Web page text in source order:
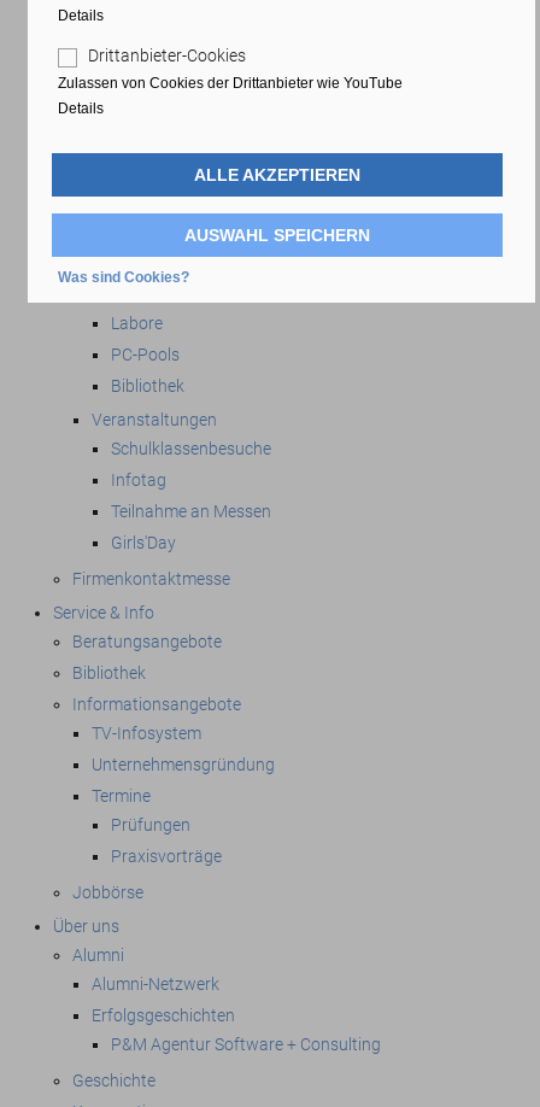
FAQ - Anmeldung und Gebühren
Campus
Anlaufstellen
Cafeteria
Ausbildungsstart an der BFS Wedel
Campusplan
Standort Wedel
Räumlichkeiten
Labore
PC-Pools
Bibliothek
Veranstaltungen
Schulklassenbesuche
Infotag
Teilnahme an Messen
Girls'Day
Firmenkontaktmesse
Service & Info
Beratungsangebote
Bibliothek
Informationsangebote
TV-Infosystem
Unternehmensgründung
Termine
Prüfungen
Praxisvorträge
Jobbörse
Über uns
Alumni
Alumni-Netzwerk
Erfolgsgeschichten
P&M Agentur Software + Consulting
Geschichte
Details
Drittanbieter-Cookies
Zulassen von Cookies der Drittanbieter wie YouTube
Details
ALLE AKZEPTIEREN
AUSWAHL SPEICHERN
Was sind Cookies?